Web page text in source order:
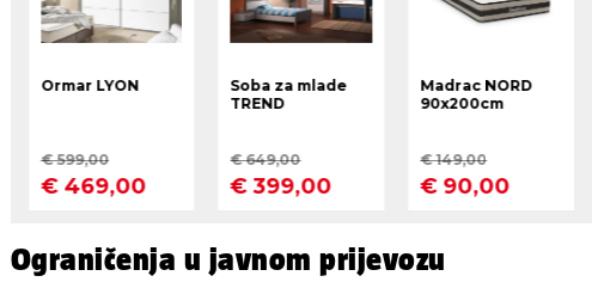
Ograničenja u javnom prijevozu